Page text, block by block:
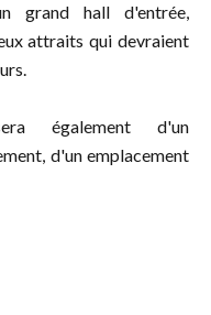
grand hall d'entrée,
attraits qui devraient
également d'un
d'un emplacement